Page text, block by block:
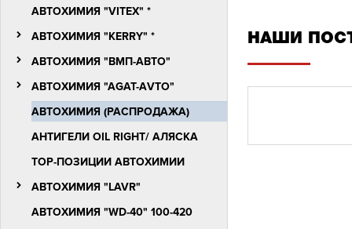
АВТОХИМИЯ "VITEX" *
АВТОХИМИЯ "KERRY" *
АВТОХИМИЯ "ВМП-АВТО"
АВТОХИМИЯ "АGАТ-АVTO"
АВТОХИМИЯ (РАСПРОДАЖА)
АНТИГЕЛИ OIL RIGHT/ АЛЯСКА
ТОР-ПОЗИЦИИ АВТОХИМИИ
АВТОХИМИЯ "LAVR"
АВТОХИМИЯ "WD-40" 100-420
НАШИ